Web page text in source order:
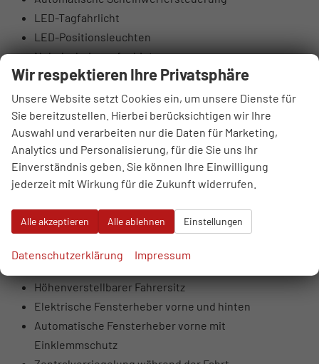
LED-Tagfahrlicht
LED-Positionsleuchten
Nebelscheinwerfer hinten
LED-MFR-Scheinwerfer vorne mit statischem
Kurvenlicht
LED-Heckleuchten
Getönte Scheiben, ab B-Säule dunkler
Beleuchteter Schminkspiegel
Lederlenkrad
Sportliche Vordersitze
Metallisch wirkende Innentürgriffe
Ambientebeleuchtung innen
Einparkhilfe hinten
Höhenverstellbarer Fahrersitz
Elektrische Fensterheber vorne und hinten
Automatische Fensterheber vorne mit
Einklemmschutz
Wir respektieren Ihre Privatsphäre
Unsere Website setzt Cookies ein, um unsere Dienste für
Sie bereitzustellen. Hierbei berücksichtigen wir Ihre
Auswahl und verarbeiten nur die Daten für Marketing,
Analytics und Personalisierung, für die Sie uns Ihr
Einverständnis geben. Sie können Ihre Einwilligung
jederzeit mit Wirkung für die Zukunft widerrufen.
Alle akzeptieren Alle ablehnen Einstellungen
Datenschutzerklärung Impressum